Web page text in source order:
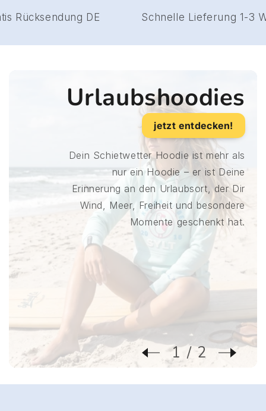
Schnelle Lieferung
Gratis Rücksendung DE
Urlaubshoodies
jetzt entdecken!
Dein Schietwetter Hoodie ist mehr als
nur ein Hoodie – er ist Deine
Erinnerung an den Urlaubsort, der Dir
Wind, Meer, Freiheit und besondere
Momente geschenkt hat.
1 2